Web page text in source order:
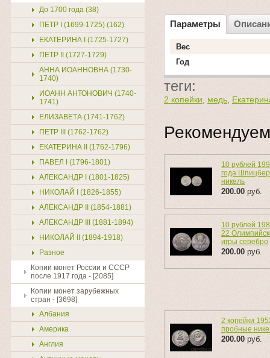
До 1700 года (38)
ПЕТР I (1699-1725) (162)
ЕКАТЕРИНА I (1725-1727)
ПЕТР II (1727-1729)
АННА ИОАННОВНА (1730-
1740)
ИОАНН АНТОНОВИЧ (1740-
1741)
ЕЛИЗАВЕТА (1741-1762)
ПЕТР III (1762-1762)
ЕКАТЕРИНА II (1762-1796)
ПАВЕЛ I (1796-1801)
АЛЕКСАНДР I (1801-1825)
НИКОЛАЙ I (1826-1855)
АЛЕКСАНДР II (1854-1881)
АЛЕКСАНДР III (1881-1894)
НИКОЛАЙ II (1894-1918)
Разное
Копии монет России и СССР
после 1917 года - [2085]
Копии монет зарубежных
стран - [3698]
Албания
Америка
Англия
Параметры
Вес
Год
теги:
2 копейки медь
10 рублей
года
никель
200.00 руб.
10 рублей
22
игры серебро
200.00 руб.
2 копейки
пробные
200.00 руб.